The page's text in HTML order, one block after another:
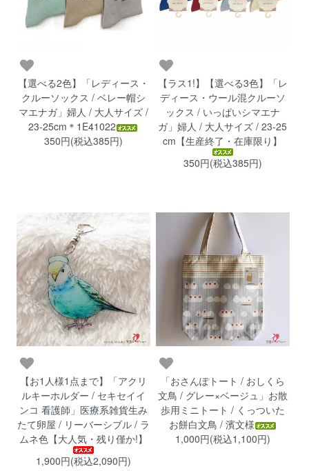
【選べる2色】「レディース・
クルーソックス / ベレー帽シ
マエナガ」婦人 / 大人サイズ /
23-25cm＊1E41022
350円(税込385円)
【ラス1!】【選べる3色】「レ
ディース・ウール混クルーソ
ックス / いっぱいシマエナ
ガ」婦人 / 大人サイズ / 23-25
cm【生産終了・在庫限り】
350円(税込385円)
【お1人様1点まで】「アクリ
ルキーホルダー / セキセイイ
ンコ 看護師」医療系雑貨生み
たて卵屋 / リーバーシブル / ラ
ムネ色【大人気・残り僅か!】
1,900円(税込2,090円)
「おさんぽトート / おしくら
文鳥 / グレー×ベージュ」お散
歩用ミニトート / くっついた
お餅白文鳥 / 濱文様
1,000円(税込1,100円)